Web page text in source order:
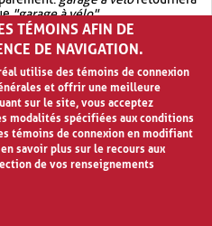
"garage à vélo".
avec OR.garage OR vélo
résultat quegarage à vélo
TÉMOINS AFIN DE
DE NAVIGATION.
utilise des témoins de connexion
et offrir une meilleure
sur le site, vous acceptez
modalités spécifiées aux conditions
témoins de connexion en modifiant
savoir plus sur le recours aux
de vos renseignements